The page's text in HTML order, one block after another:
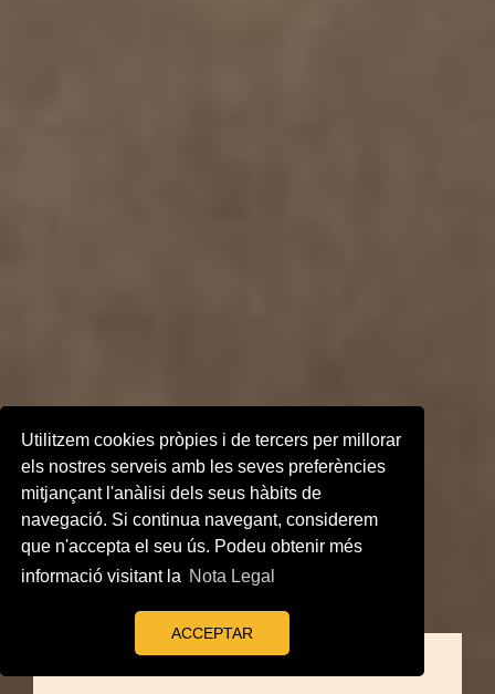
Utilitzem cookies pròpies i de tercers per millorar
els nostres serveis amb les seves preferències
mitjançant l'anàlisi dels seus hàbits de
navegació. Si continua navegant, considerem
que n'accepta el seu ús. Podeu obtenir més
informació visitant la Nota Legal
ACCEPTAR